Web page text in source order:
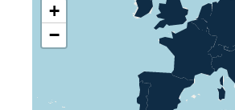
+
−